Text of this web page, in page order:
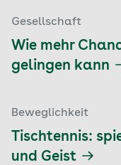
Gesellschaft
Wie mehr
gelingen kann
Beweglichkeit
Tischtennis:
und Geist